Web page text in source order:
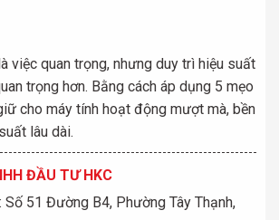
việc quan trọng, nhưng duy trì hiệu suất
trọng hơn. Bằng cách áp dụng 5 mẹo
cho máy tính hoạt động mượt mà, bền
lâu dài.
ĐẦU TƯ HKC
: Số 51 Đường B4, Phường Tây Thạnh,